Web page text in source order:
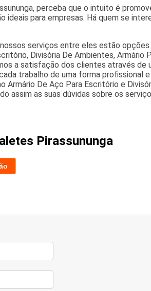
perceba que o intuito é
ideais para empresas. Há quem se
serviços entre eles estão
Divisória De Ambientes, Armário
a satisfação dos clientes através de
trabalho de uma forma profissional
De Aço Para Escritório e
assim as suas dúvidas sobre os
Pirassununga